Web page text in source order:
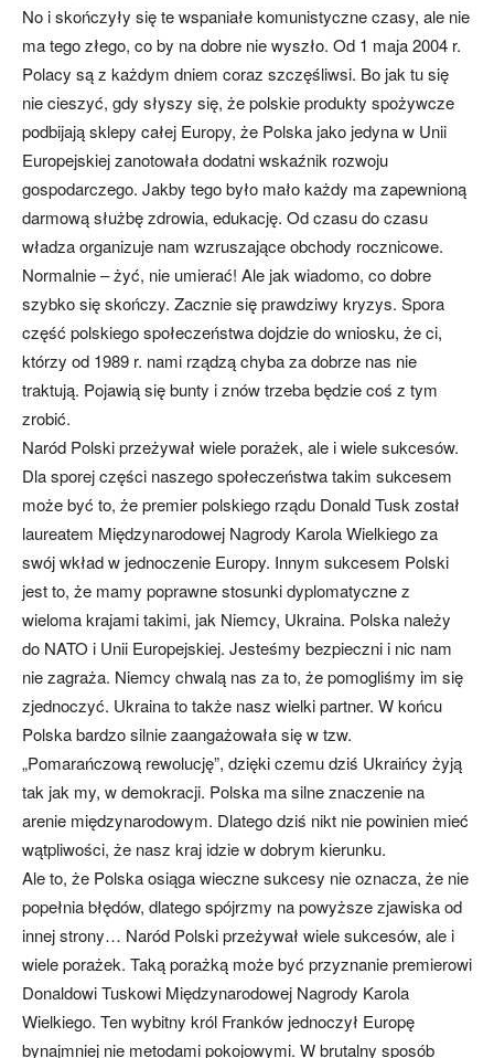
No i skończyły się te wspaniałe komunistyczne czasy, ale nie
ma tego złego, co by na dobre nie wyszło. Od 1 maja 2004 r.
Polacy są z każdym dniem coraz szczęśliwsi. Bo jak tu się
nie cieszyć, gdy słyszy się, że polskie produkty spożywcze
podbijają sklepy całej Europy, że Polska jako jedyna w Unii
Europejskiej zanotowała dodatni wskaźnik rozwoju
gospodarczego. Jakby tego było mało każdy ma zapewnioną
darmową służbę zdrowia, edukację. Od czasu do czasu
władza organizuje nam wzruszające obchody rocznicowe.
Normalnie – żyć, nie umierać! Ale jak wiadomo, co dobre
szybko się skończy. Zacznie się prawdziwy kryzys. Spora
część polskiego społeczeństwa dojdzie do wniosku, że ci,
którzy od 1989 r. nami rządzą chyba za dobrze nas nie
traktują. Pojawią się bunty i znów trzeba będzie coś z tym
zrobić.
Naród Polski przeżywał wiele porażek, ale i wiele sukcesów.
Dla sporej części naszego społeczeństwa takim sukcesem
może być to, że premier polskiego rządu Donald Tusk został
laureatem Międzynarodowej Nagrody Karola Wielkiego za
swój wkład w jednoczenie Europy. Innym sukcesem Polski
jest to, że mamy poprawne stosunki dyplomatyczne z
wieloma krajami takimi, jak Niemcy, Ukraina. Polska należy
do NATO i Unii Europejskiej. Jesteśmy bezpieczni i nic nam
nie zagraża. Niemcy chwalą nas za to, że pomogliśmy im się
zjednoczyć. Ukraina to także nasz wielki partner. W końcu
Polska bardzo silnie zaangażowała się w tzw.
„Pomarańczową rewolucję”, dzięki czemu dziś Ukraińcy żyją
tak jak my, w demokracji. Polska ma silne znaczenie na
arenie międzynarodowym. Dlatego dziś nikt nie powinien mieć
wątpliwości, że nasz kraj idzie w dobrym kierunku.
Ale to, że Polska osiąga wieczne sukcesy nie oznacza, że nie
popełnia błędów, dlatego spójrzmy na powyższe zjawiska od
innej strony… Naród Polski przeżywał wiele sukcesów, ale i
wiele porażek. Taką porażką może być przyznanie premierowi
Donaldowi Tuskowi Międzynarodowej Nagrody Karola
Wielkiego. Ten wybitny król Franków jednoczył Europę
bynajmniej nie metodami pokojowymi. W brutalny sposób